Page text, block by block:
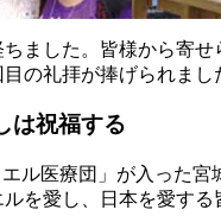
ました。皆様から寄
の礼拝が捧げられま
は祝福する
エル医療団」が入った
を愛し、日本を愛す